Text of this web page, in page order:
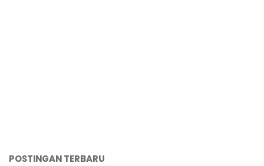
POSTINGAN TERBARU